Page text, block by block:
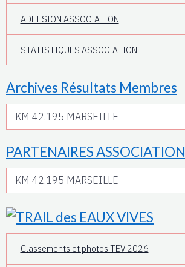
ADHESION ASSOCIATION
STATISTIQUES ASSOCIATION
Archives Résultats Membres
PARTENAIRES ASSOCIATION
Classements et photos TEV 2026